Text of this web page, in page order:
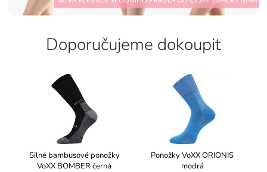
Doporučujeme dokoupit
Silné bambusové ponožky
VoXX BOMBER černá
Ponožky VoXX ORIONIS
modrá